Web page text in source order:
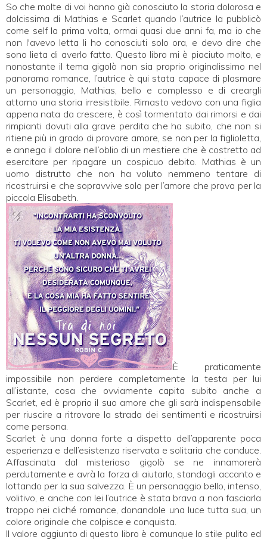
So che molte di voi hanno già conosciuto la storia dolorosa e
dolcissima di Mathias e Scarlet quando l’autrice la pubblicò
come self la prima volta, ormai quasi due anni fa, ma io che
non l'avevo letta li ho conosciuti solo ora, e devo dire che
sono lieta di averlo fatto. Questo libro mi è piaciuto molto, e
nonostante il tema gigolò non sia proprio originalissimo nel
panorama romance, l’autrice è qui stata capace di plasmare
un personaggio, Mathias, bello e complesso e di creargli
attorno una storia irresistibile. Rimasto vedovo con una figlia
appena nata da crescere, è così tormentato dai rimorsi e dai
rimpianti dovuti alla grave perdita che ha subito, che non si
ritiene più in grado di provare amore, se non per la figlioletta,
e annega il dolore nell’oblio di un mestiere che è costretto ad
esercitare per ripagare un cospicuo debito. Mathias è un
uomo distrutto che non ha voluto nemmeno tentare di
ricostruirsi e che sopravvive solo per l’amore che prova per la
piccola Elisabeth.
È praticamente
impossibile non perdere completamente la testa per lui
all’istante, cosa che ovviamente capita subito anche a
Scarlet, ed è proprio il suo amore che gli sarà indispensabile
per riuscire a ritrovare la strada dei sentimenti e ricostruirsi
come persona.
Scarlet è una donna forte a dispetto dell’apparente poca
esperienza e dell’esistenza riservata e solitaria che conduce.
Affascinata dal misterioso gigolò se ne innamorerà
perdutamente e avrà la forza di aiutarlo, standogli accanto e
lottando per la sua salvezza. È un personaggio bello, intenso,
volitivo, e anche con lei l’autrice è stata brava a non fasciarla
troppo nei cliché romance, donandole una luce tutta sua, un
colore originale che colpisce e conquista.
Il valore aggiunto di questo libro è comunque lo stile pulito ed